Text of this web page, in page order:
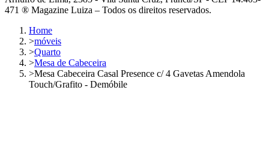
471 ® Magazine Luiza – Todos os direitos reservados.
Home
>móveis
>Quarto
>Mesa de Cabeceira
>Mesa Cabeceira Casal Presence c/ 4 Gavetas Amendola
Touch/Grafito - Demóbile